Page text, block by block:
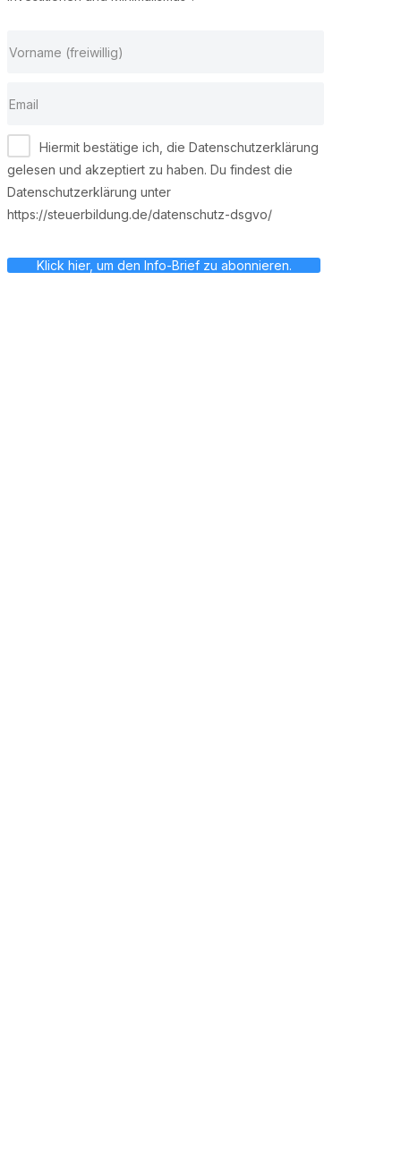
Hiermit bestätige ich, die Datenschutzerklärung
gelesen und akzeptiert zu haben. Du findest die
Datenschutzerklärung unter
https://steuerbildung.de/datenschutz-dsgvo/
Klick hier, um den Info-Brief zu abonnieren.